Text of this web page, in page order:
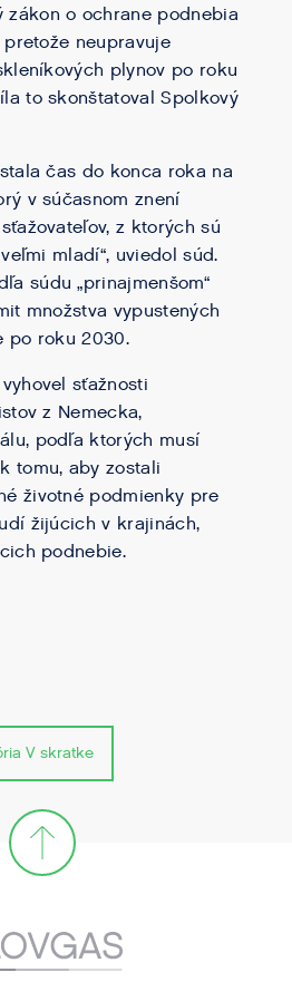
zákon o ochrane podnebia
pretože neupravuje
plynov po roku
to skonštatoval Spolkový
čas do konca roka na
v súčasnom znení
z ktorých sú
mladí“, uviedol súd.
súdu „prinajmenšom“
množstva vypustených
po roku 2030.
sťažnosti
z Nemecka,
podľa ktorých musí
tomu, aby zostali
životné podmienky pre
žijúcich v krajinách,
podnebie.
V skratke